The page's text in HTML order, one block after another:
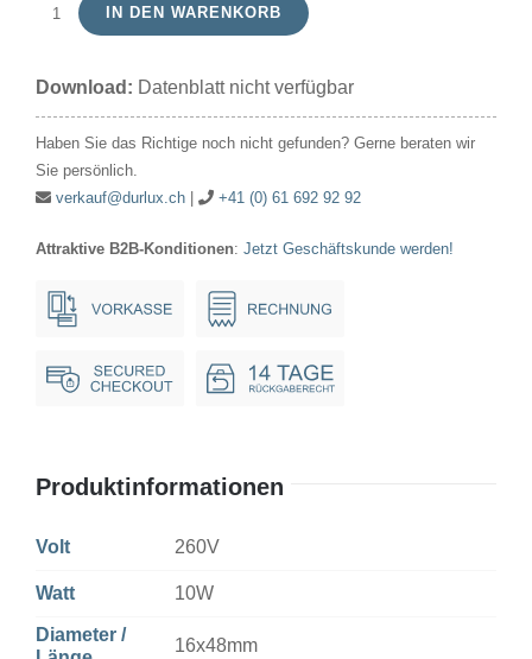
Röhrenlampe
10W
Ba22d
Menge
IN DEN WARENKORB
Download: Datenblatt nicht verfügbar
Haben Sie das Richtige noch nicht gefunden? Gerne beraten wir
Sie persönlich.
verkauf@durlux.ch| +41 (0) 61 692 92 92
Attraktive B2B-Konditionen: Jetzt Geschäftskunde werden!
Produktinformationen
Volt 260V
Watt 10W
Diameter /
16x48mm